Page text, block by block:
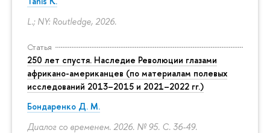
L.; NY: Routledge, 2026.
Статья
250 лет спустя. Наследие Революции глазами
африкано-американцев (по материалам полевых
исследований 2013–2015 и 2021–2022 гг.)
Бондаренко Д. М.
Диалог со временем. 2026. № 95. С. 36-49.